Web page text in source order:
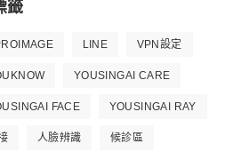
籤
LINE VPN設定
YOUSINGAI CARE
FACE YOUSINGAI RAY
人臉辨識 候診區